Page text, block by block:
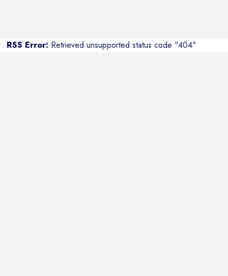
RSS Error: Retrieved unsupported status code "404"